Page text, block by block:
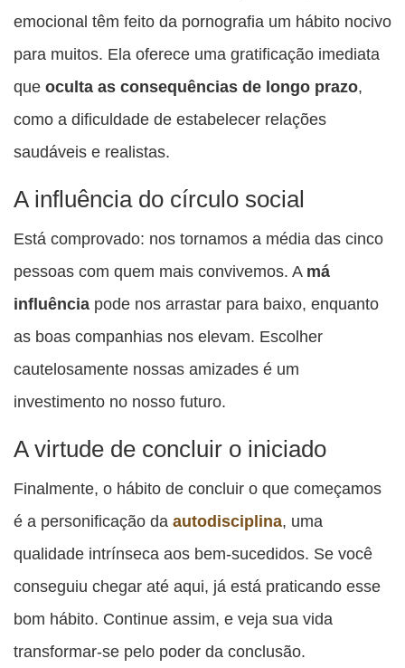
emocional têm feito da pornografia um hábito nocivo
para muitos. Ela oferece uma gratificação imediata
que oculta as consequências de longo prazo,
como a dificuldade de estabelecer relações
saudáveis e realistas.
A influência do círculo social
Está comprovado: nos tornamos a média das cinco
pessoas com quem mais convivemos. A má
influência pode nos arrastar para baixo, enquanto
as boas companhias nos elevam. Escolher
cautelosamente nossas amizades é um
investimento no nosso futuro.
A virtude de concluir o iniciado
Finalmente, o hábito de concluir o que começamos
é a personificação da autodisciplina, uma
qualidade intrínseca aos bem-sucedidos. Se você
conseguiu chegar até aqui, já está praticando esse
bom hábito. Continue assim, e veja sua vida
transformar-se pelo poder da conclusão.